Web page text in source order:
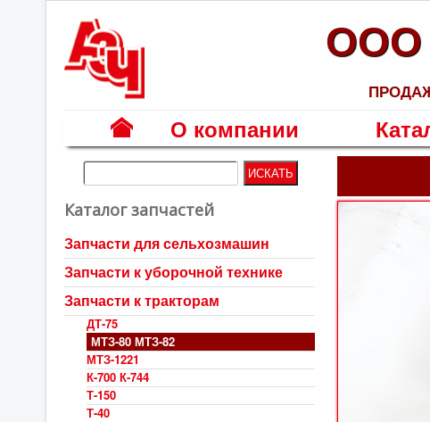
ООО
Г
л
а
в
н
а
я
О компании
Каталог запчастей
Запчасти для сельхозмашин
Запчасти к уборочной технике
Запчасти к тракторам
ДТ-75
МТЗ-80 МТЗ-82
МТЗ-1221
К-700 К-744
Т-150
Т-40